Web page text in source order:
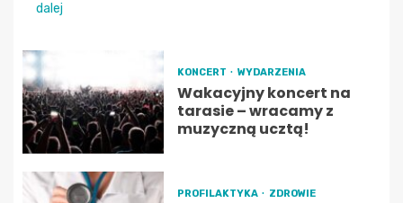
dalej
KONCERT WYDARZENIA
Wakacyjny koncert na
tarasie – wracamy z
muzyczną ucztą!
PROFILAKTYKA ZDROWIE